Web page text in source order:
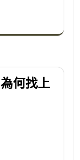
何找上